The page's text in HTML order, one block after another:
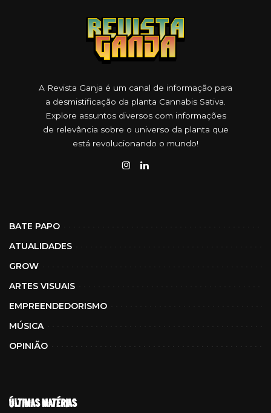
A Revista Ganja é um canal de informação para
a desmistificação da planta Cannabis Sativa.
Explore assuntos diversos com informações
de relevância sobre o universo da planta que
está revolucionando o mundo!
BATE PAPO
ATUALIDADES
GROW
ARTES VISUAIS
EMPREENDEDORISMO
MÚSICA
OPINIÃO
ÚLTIMAS MATÉRIAS